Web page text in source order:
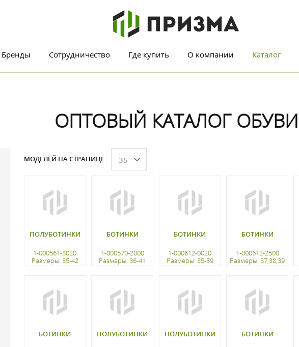
Бренды Сотрудничество Где купить О компании Каталог
ОПТОВЫЙ КАТАЛОГ ОБУВИ
МОДЕЛЕЙ НА СТРАНИЦЕ 35
ПОЛУБОТИНКИ
1-000561-8020
Размеры: 35-42
БОТИНКИ
1-000570-2000
Размеры: 36-41
БОТИНКИ
1-000612-0020
Размеры: 35-39
БОТИНКИ
1-000612-2500
Размеры: 37,38,39
БОТИНКИ ПОЛУБОТИНКИ ПОЛУБОТИНКИ БОТИНКИ